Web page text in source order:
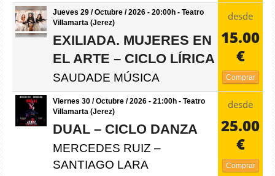
Jueves 29 / Octubre / 2026 - 20:00h - Teatro
Villamarta (Jerez)
EXILIADA. MUJERES EN
EL ARTE – CICLO LÍRICA
SAUDADE MÚSICA
desde
15.00
€
Comprar
Viernes 30 / Octubre / 2026 - 21:00h - Teatro
Villamarta (Jerez)
DUAL – CICLO DANZA
MERCEDES RUIZ –
SANTIAGO LARA
desde
25.00
€
Comprar